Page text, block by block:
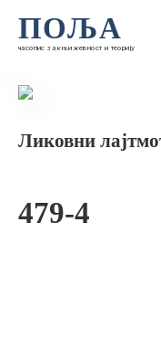
ПОЉА
часопис за књижевност и теорију
Ликовни
479-4